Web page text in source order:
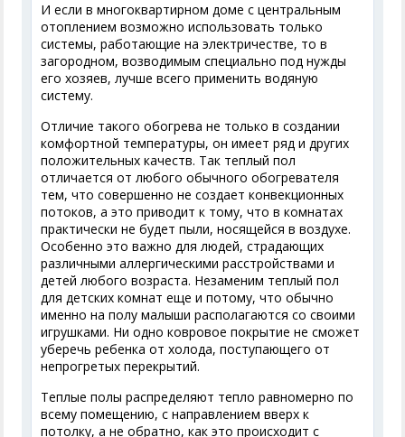
И если в многоквартирном доме с центральным
отоплением возможно использовать только
системы, работающие на электричестве, то в
загородном, возводимым специально под нужды
его хозяев, лучше всего применить водяную
систему.
Отличие такого обогрева не только в создании
комфортной температуры, он имеет ряд и других
положительных качеств. Так теплый пол
отличается от любого обычного обогревателя
тем, что совершенно не создает конвекционных
потоков, а это приводит к тому, что в комнатах
практически не будет пыли, носящейся в воздухе.
Особенно это важно для людей, страдающих
различными аллергическими расстройствами и
детей любого возраста. Незаменим теплый пол
для детских комнат еще и потому, что обычно
именно на полу малыши располагаются со своими
игрушками. Ни одно ковровое покрытие не сможет
уберечь ребенка от холода, поступающего от
непрогретых перекрытий.
Теплые полы распределяют тепло равномерно по
всему помещению, с направлением вверх к
потолку, а не обратно, как это происходит с